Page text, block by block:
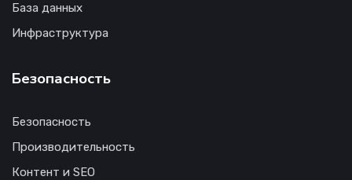
База данных
Инфраструктура
Безопасность
Безопасность
Производительность
Контент и SEO